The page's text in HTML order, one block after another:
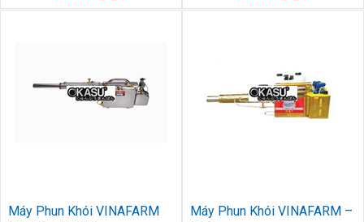
Máy Phun Khói VINAFARM
Máy Phun Khói VINAFARM –